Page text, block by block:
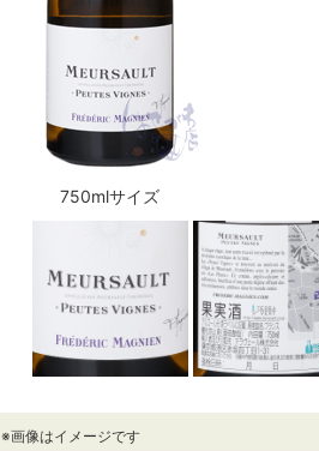
750mlサイズ
※画像はイメージです